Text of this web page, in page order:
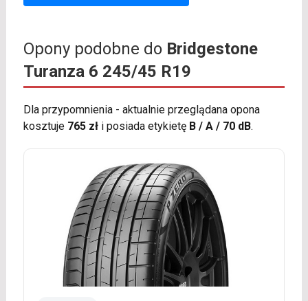
Opony podobne do Bridgestone
Turanza 6 245/45 R19
Dla przypomnienia - aktualnie przeglądana opona
kosztuje 765 złi posiada etykietę B / A / 70 dB.